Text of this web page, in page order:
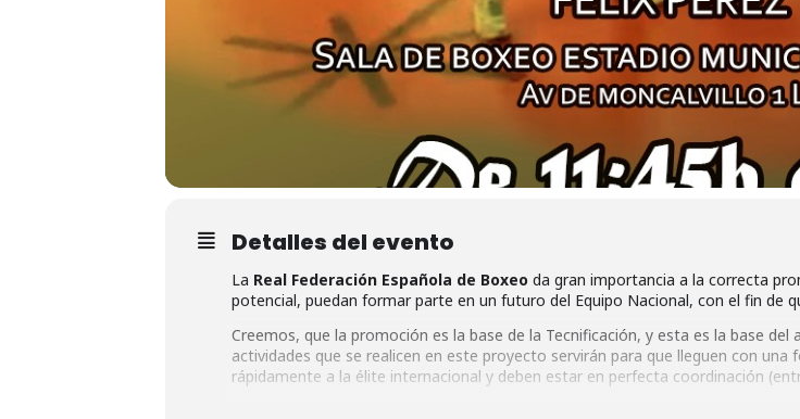
Detalles del evento
La Real Federación Española de Boxeo da gran importancia a la correcta
potencial, puedan formar parte en un futuro del Equipo Nacional, con el fin de
Creemos, que la promoción es la base de la Tecnificación, y esta es la base
actividades que se realicen en este proyecto servirán para que lleguen con
rápidamente a la élite internacional y deben estar en perfecta coordinación